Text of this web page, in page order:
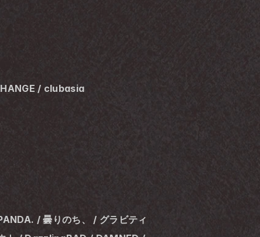
/ clubasia
/ 曇りのち、 / グラビティ